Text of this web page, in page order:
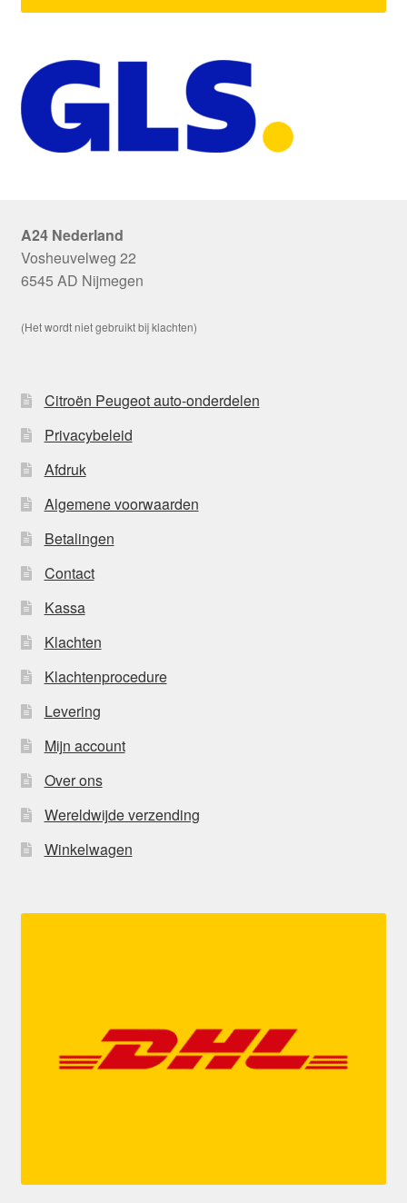
A24 Nederland
Vosheuvelweg 22
6545 AD Nijmegen
(Het wordt niet gebruikt bij klachten)
Citroën Peugeot auto-onderdelen
Privacybeleid
Afdruk
Algemene voorwaarden
Betalingen
Contact
Kassa
Klachten
Klachtenprocedure
Levering
Mijn account
Over ons
Wereldwijde verzending
Winkelwagen